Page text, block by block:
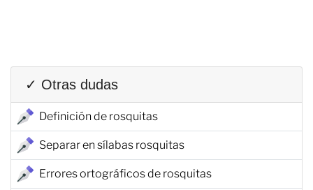
✓ Otras dudas
Definición de rosquitas
Separar en sílabas rosquitas
Errores ortográficos de rosquitas